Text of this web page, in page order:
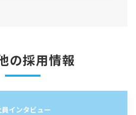
の採用情報
インタビュー